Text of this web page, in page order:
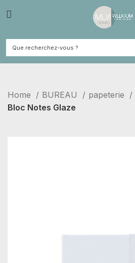
Home BUREAU papeterie
Bloc Notes Glaze